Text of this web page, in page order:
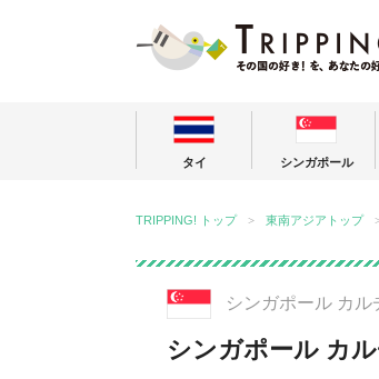
タイ シンガポール
TRIPPING! トップ 東南アジアトップ
シンガポール カル
シンガポール カ